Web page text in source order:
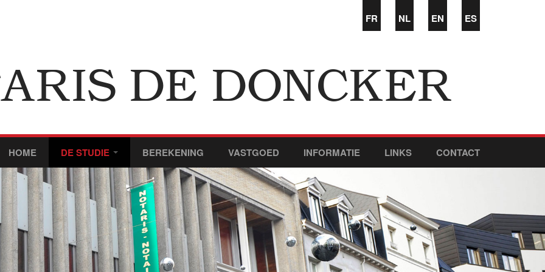
FR NL EN ES
DE DONCKER
HOME DE STUDIE BEREKENING VASTGOED INFORMATIE LINKS CONTACT